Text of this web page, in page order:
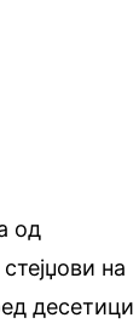
од
на
десетици